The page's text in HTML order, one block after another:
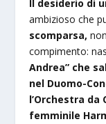
Il desiderio di
ambizioso che
scomparsa,
compimento:
Andrea” che
nel Duomo-
l’Orchestra da
femminile